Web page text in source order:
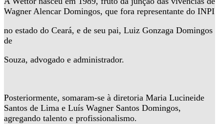
Wagner Alencar Domingos, que fora representante do INPI
no estado do Ceará, e de seu pai, Luiz Gonzaga Domingos
de
Souza, advogado e administrador.
Posteriormente, somaram-se à diretoria Maria Lucineide
Santos de Lima e Luís Wagner Santos Domingos,
agregando talento e profissionalismo.